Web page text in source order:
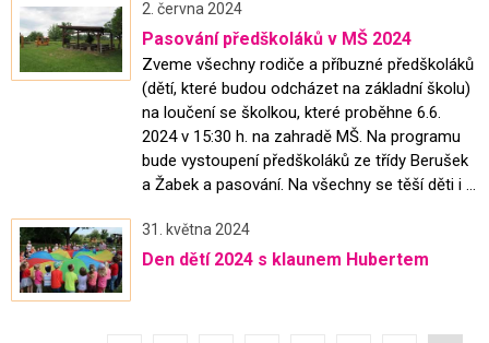
2. června 2024
Pasování předškoláků v MŠ 2024
Zveme všechny rodiče a příbuzné předškoláků
(dětí, které budou odcházet na základní školu)
na loučení se školkou, které proběhne 6.6.
2024 v 15:30 h. na zahradě MŠ. Na programu
bude vystoupení předškoláků ze třídy Berušek
a Žabek a pasování. Na všechny se těší děti i ...
31. května 2024
Den dětí 2024 s klaunem Hubertem